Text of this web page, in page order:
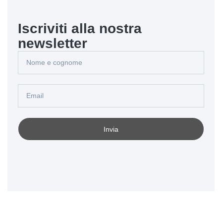
Iscriviti alla nostra
newsletter
Invia